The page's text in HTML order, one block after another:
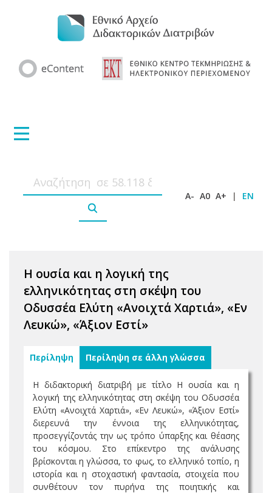
A- A0 A+ | EN
Η ουσία και η λογική της
ελληνικότητας στη σκέψη του
Οδυσσέα Ελύτη «Ανοιχτά Χαρτιά», «Εν
Λευκώ», «Άξιον Εστί»
Περίληψη Περίληψη σε άλλη γλώσσα
Η διδακτορική διατριβή με τίτλο Η ουσία και η
λογική της ελληνικότητας στη σκέψη του Οδυσσέα
Ελύτη «Ανοιχτά Χαρτιά», «Εν Λευκώ», «Άξιον Εστί»
διερευνά την έννοια της ελληνικότητας,
προσεγγίζοντάς την ως τρόπο ύπαρξης και θέασης
του κόσμου. Στο επίκεντρο της ανάλυσης
βρίσκονται η γλώσσα, το φως, το ελληνικό τοπίο, η
ιστορία και η στοχαστική φαντασία, στοιχεία που
συνθέτουν τον πυρήνα της ποιητικής και